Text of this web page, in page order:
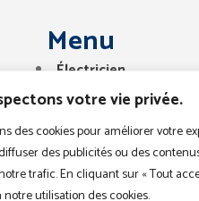
votre vie privée.
des cookies pour améliorer votre
des publicités ou des
trafic. En cliquant sur « Tout
utilisation des cookies.
Menu
Électricien
Dépannage
Devis
Contact